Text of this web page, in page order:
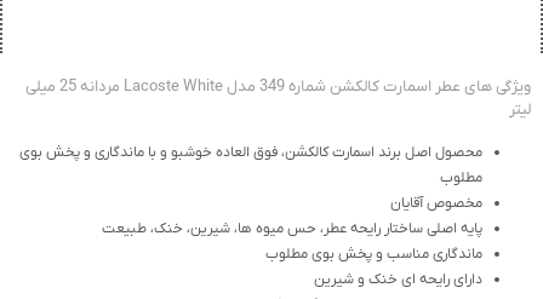
ویژگی های عطر اسمارت کالکشن شماره 349 مدل Lacoste White مردانه 25 میلی
لیتر
محصول اصل برند اسمارت کالکشن، فوق العاده خوشبو و با ماندگاری و پخش بوی
مطلوب
مخصوص آقایان
پایه اصلی ساختار رایحه عطر، حس میوه ها، شیرین، خنک، طبیعت
ماندگاری مناسب و پخش بوی مطلوب
دارای رایحه ای خنک و شیرین